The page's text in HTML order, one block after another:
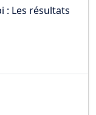
: Les résultats